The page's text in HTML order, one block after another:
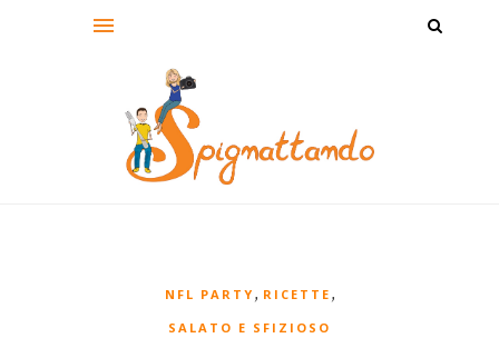
NFL PARTY , RICETTE ,
SALATO E SFIZIOSO